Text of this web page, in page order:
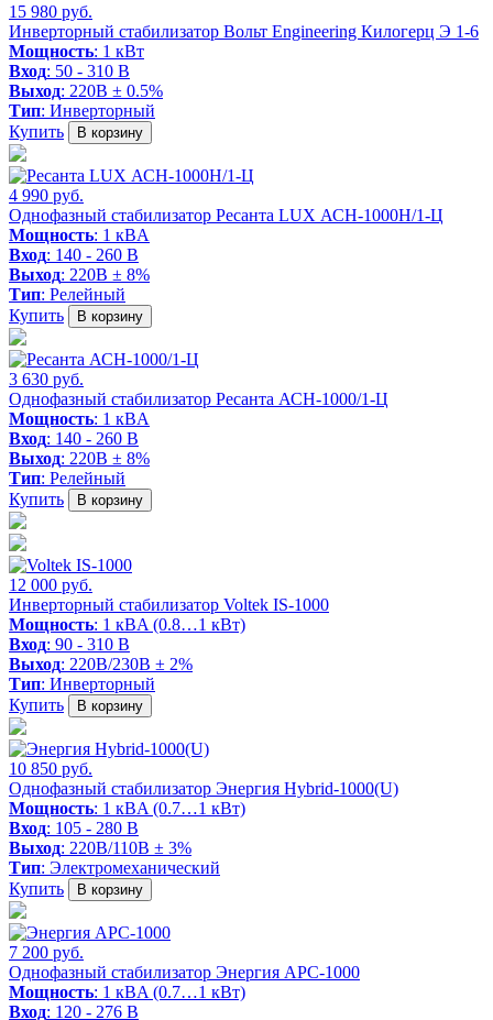
15 980 руб.
Инверторный стабилизатор Вольт Engineering Килогерц Э 1-6
Мощность: 1 кВт
Вход: 50 - 310 В
Выход: 220В ± 0.5%
Тип: Инверторный
Купить
В корзину
4 990 руб.
Однофазный стабилизатор Ресанта LUX АСН-1000Н/1-Ц
Мощность: 1 кВA
Вход: 140 - 260 В
Выход: 220В ± 8%
Тип: Релейный
Купить
В корзину
3 630 руб.
Однофазный стабилизатор Ресанта АСН-1000/1-Ц
Мощность: 1 кВA
Вход: 140 - 260 В
Выход: 220В ± 8%
Тип: Релейный
Купить
В корзину
12 000 руб.
Инверторный стабилизатор Voltek IS-1000
Мощность: 1 кВA (0.8…1 кВт)
Вход: 90 - 310 В
Выход: 220В/230В ± 2%
Тип: Инверторный
Купить
В корзину
10 850 руб.
Однофазный стабилизатор Энергия Hybrid-1000(U)
Мощность: 1 кВA (0.7…1 кВт)
Вход: 105 - 280 В
Выход: 220В/110В ± 3%
Тип: Электромеханический
Купить
В корзину
7 200 руб.
Однофазный стабилизатор Энергия АРС-1000
Мощность: 1 кВA (0.7…1 кВт)
Вход: 120 - 276 В